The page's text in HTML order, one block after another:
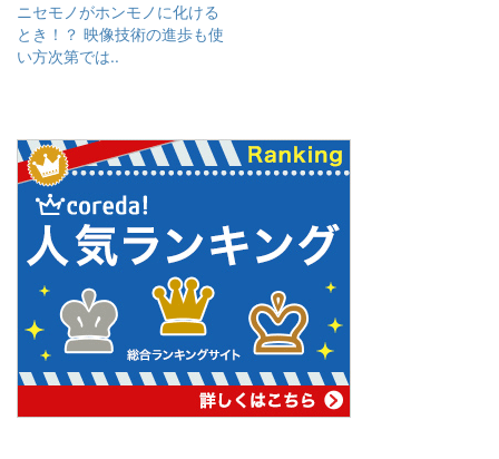
に
は
ク
リ
ッ
だ
さ
い
(
新
し
ィ
ウ
で
開
き
ま
す
)
で
共
有
ン
ド
ウ
開
き
ま
す
)
ニセモノがホンモノに化ける
とき！？ 映像技術の進歩も使
い方次第では..